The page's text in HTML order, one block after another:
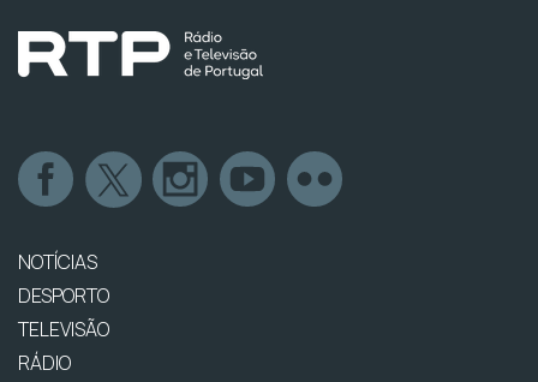
NOTÍCIAS
DESPORTO
TELEVISÃO
RÁDIO